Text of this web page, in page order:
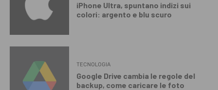
iPhone Ultra, spuntano indizi sui
colori: argento e blu scuro
TECNOLOGIA
Google Drive cambia le regole del
backup, come caricare le foto